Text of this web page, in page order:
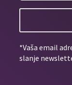
*Vaša email
slanje